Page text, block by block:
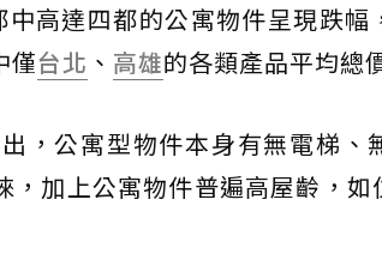
高達四都的公寓物件呈現跌幅
僅台北 、 高雄的各類產品平均總
，公寓型物件本身有無電梯、
加上公寓物件普遍高屋齡，如